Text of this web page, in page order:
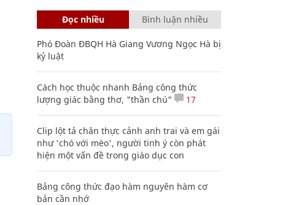
Đọc nhiều Bình luận nhiều
Phó Đoàn ĐBQH Hà Giang Vương Ngọc Hà bị
kỷ luật
Cách học thuộc nhanh Bảng công thức
lượng giác bằng thơ, "thần chú"
17
Clip lột tả chân thực cảnh anh trai và em gái
như 'chó với mèo', người tinh ý còn phát
hiện một vấn đề trong giáo dục con
Bảng công thức đạo hàm nguyên hàm cơ
bản cần nhớ